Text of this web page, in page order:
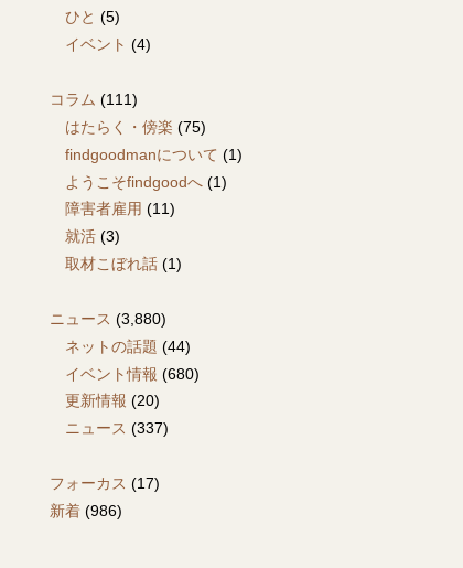
ひと (5)
イベント (4)
コラム (111)
はたらく・傍楽 (75)
findgoodmanについて (1)
ようこそfindgoodへ(1)
障害者雇用 (11)
就活(3)
取材こぼれ話(1)
ニュース (3,880)
ネットの話題 (44)
イベント情報 (680)
更新情報 (20)
ニュース (337)
フォーカス (17)
新着(986)